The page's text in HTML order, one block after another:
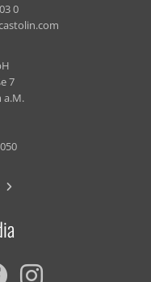
0
7
a.M.